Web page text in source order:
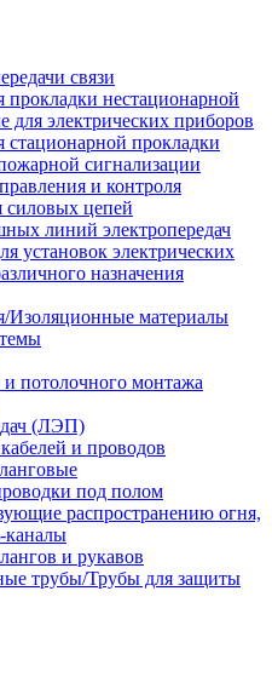
связи
прокладки нестационарной
для электрических приборов
стационарной прокладки
сигнализации
и контроля
силовых цепей
линий электропередач
установок электрических
назначения
Изоляционные материалы
потолочного монтажа
(ЛЭП)
и проводов
под полом
распространению огня,
каналы
и рукавов
трубы/Трубы для защиты